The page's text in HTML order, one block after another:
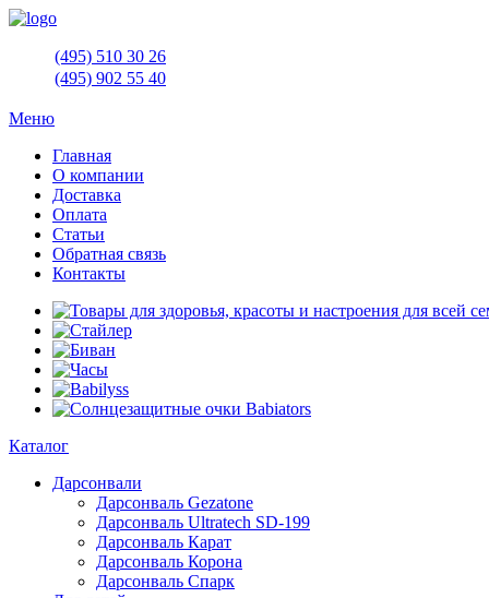
(495) 510 30 26
(495) 902 55 40
Меню
Главная
О компании
Доставка
Оплата
Статьи
Обратная связь
Контакты
Каталог
Дарсонвали
Дарсонваль Gezatone
Дарсонваль Ultratech SD-199
Дарсонваль Карат
Дарсонваль Корона
Дарсонваль Спарк